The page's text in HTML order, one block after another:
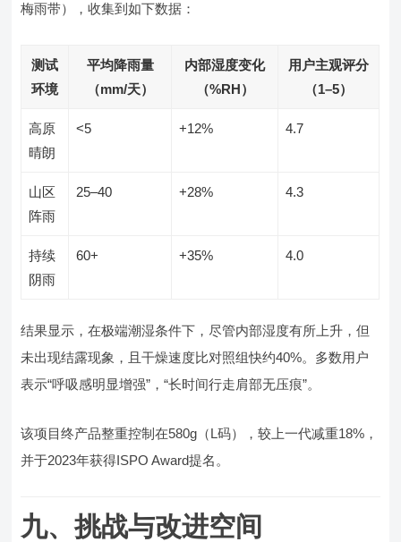
梅雨带），收集到如下数据：
测试
环境
平均降雨量
（mm/天）
内部湿度变化
（%RH）
用户主观评分
（1–5）
高原
晴朗
<5 +12% 4.7
山区
阵雨
25–40 +28% 4.3
持续
阴雨
60+ +35% 4.0
结果显示，在极端潮湿条件下，尽管内部湿度有所上升，但
未出现结露现象，且干燥速度比对照组快约40%。多数用户
表示“呼吸感明显增强”，“长时间行走肩部无压痕”。
该项目终产品整重控制在580g（L码），较上一代减重18%，
并于2023年获得ISPO Award提名。
九、挑战与改进空间